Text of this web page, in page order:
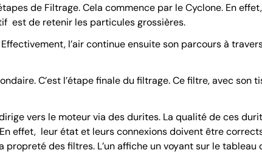
de Filtrage. Cela commence par le Cyclone. En
est de retenir les particules grossières.
l’air continue ensuite son parcours à
C’est l’étape finale du filtrage. Ce filtre, avec son
vers le moteur via des durites. La qualité de ces
effet, leur état et leurs connexions doivent être
propreté des filtres. L’un affiche un voyant sur le tableau